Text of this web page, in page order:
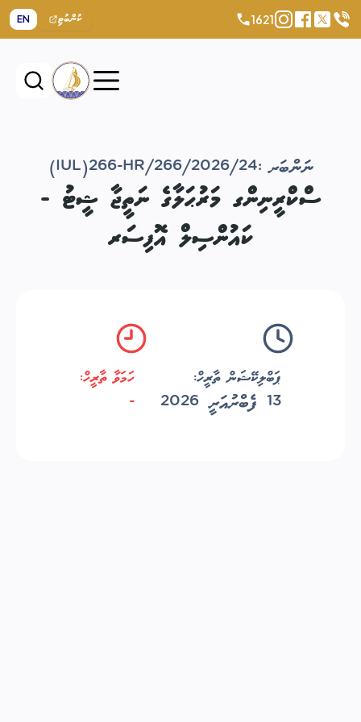
1621 ކުންބުޓި EN
ނަންބަރ :(IUL)266-HR/266/2026/24
ސްކްރީނިންގ މަރުޙަލާގެ ނަތީޖާ ޝީޓު -
ކައުންސިލް އޮފިސަރ
ޕަބްލިކޭޝަން ތާރީހް:
13 ފެބްރުއަރީ 2026
ހަމަވާ ތާރީހް:
-